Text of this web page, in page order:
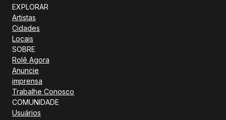
EXPLORAR
Artistas
Cidades
Locais
SOBRE
Rolê Agora
Anuncie
imprensa
Trabalhe Conosco
COMUNIDADE
Usuários